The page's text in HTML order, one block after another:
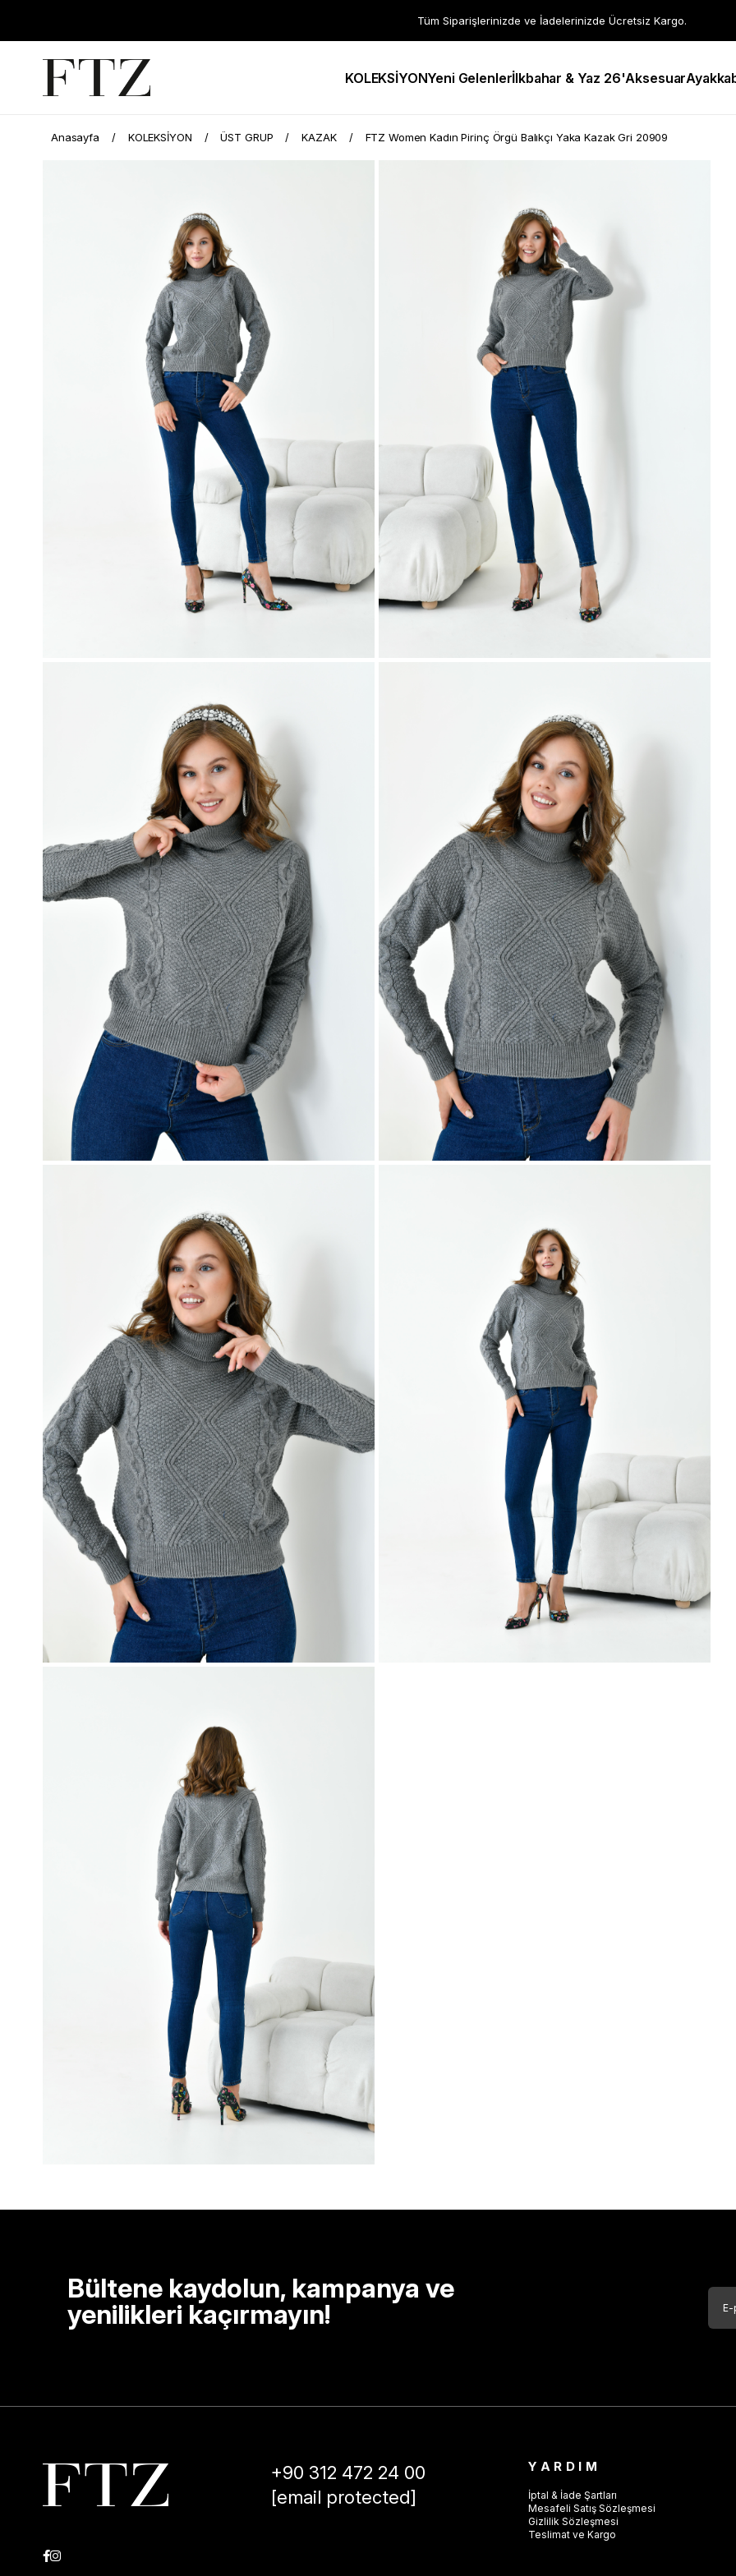
Tüm Siparişlerinizde ve İadelerinizde Ücretsiz Kargo.
KOLEKSİYONYeni Gelenlerİlkbahar & Yaz 26'Aksesuar
Anasayfa KOLEKSİYON ÜST GRUP KAZAK FTZ Women Kadın Pirinç Örgü Balıkçı Yaka Kazak Gri 20909
Bültene kaydolun, kampanya ve
yenilikleri kaçırmayın!
+90 312 472 24 00
[email protected]
YARDIM
İptal & İade Şartları
Mesafeli Satış Sözleşmesi
Gizlilik Sözleşmesi
Teslimat ve Kargo